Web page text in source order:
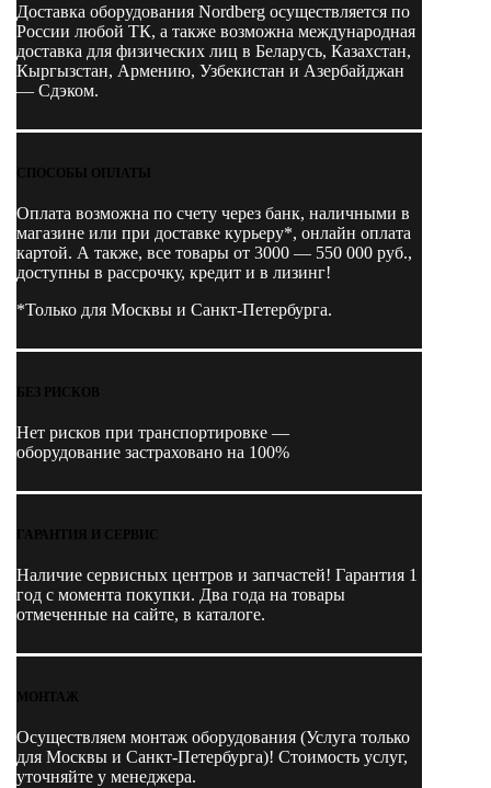
Доставка оборудования Nordberg осуществляется по
России любой ТК, а также возможна международная
доставка для физических лиц в Беларусь, Казахстан,
Кыргызстан, Армению, Узбекистан и Азербайджан
— Сдэком.
СПОСОБЫ ОПЛАТЫ
Оплата возможна по счету через банк, наличными в
магазине или при доставке курьеру*, онлайн оплата
картой. А также, все товары от 3000 — 550 000 руб.,
доступны в рассрочку, кредит и в лизинг!
*Только для Москвы и Санкт-Петербурга.
БЕЗ РИСКОВ
Нет рисков при транспортировке —
оборудование застраховано на 100%
ГАРАНТИЯ И СЕРВИС
Наличие сервисных центров и запчастей! Гарантия 1
год с момента покупки. Два года на товары
отмеченные на сайте, в каталоге.
МОНТАЖ
Осуществляем монтаж оборудования (Услуга только
для Москвы и Санкт-Петербурга)! Стоимость услуг,
уточняйте у менеджера.